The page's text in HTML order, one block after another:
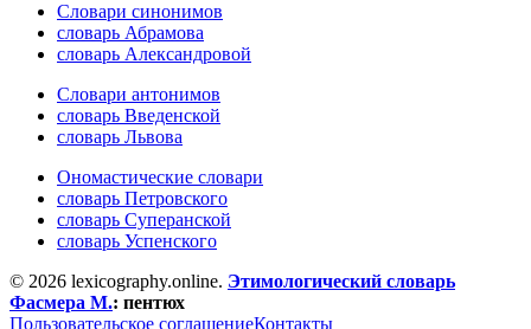
Словари синонимов
словарь Абрамова
словарь Александровой
Словари антонимов
словарь Введенской
словарь Львова
Ономастические словари
словарь Петровского
словарь Суперанской
словарь Успенского
© 2026 lexicography.online. Этимологический словарь
Фасмера М.: пентюх
Пользовательское соглашениеКонтакты